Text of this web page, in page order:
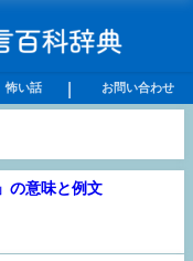
怖い話 お問い合わせ
の意味と例文